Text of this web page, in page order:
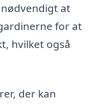
at
for at
hvilket også
der kan